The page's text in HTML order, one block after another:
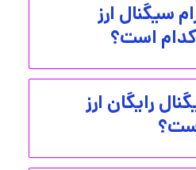
سیگنال ارز
کدام است؟
رایگان ارز